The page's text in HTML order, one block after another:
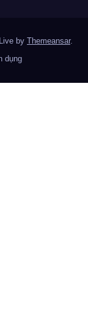
by Themeansar.
dụng